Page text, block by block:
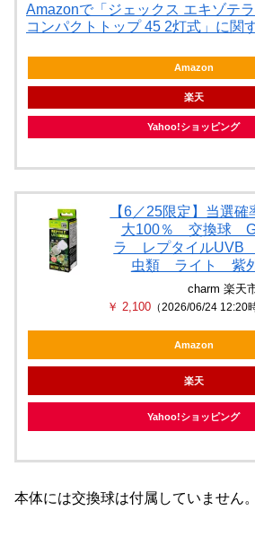
Amazonで「ジェックス エキゾテ
コンパクトトップ 45 2灯式」に関
Amazon
楽天
Yahoo!ショッピング
【6／25限定】当選
大100％ 交換球
ラ レプタイル
虫類 ライト 紫
charm 楽天
￥ 2,100 （2026/06/24 12:20
Amazon
楽天
Yahoo!ショッピング
本体には交換球は付属していません。